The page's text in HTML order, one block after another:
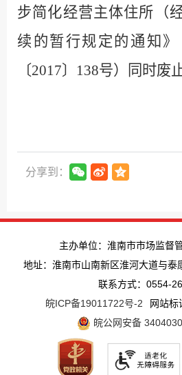
步简化经营主体住所（
续的暂行规定的通知
〔2017〕 138号）同时废止
分享到：
主办单位：淮南市市场监督
地址：淮南市山南新区淮河大道与泰
联系方式：0554-
皖ICP备19011722号-2
网站
皖公网安备